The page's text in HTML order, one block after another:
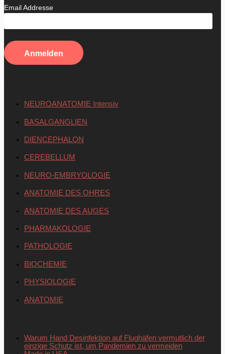
Email Addresse
NEUROANATOMIE Intensiv
BASALGANGLIEN
DIENCEPHALON
CEREBELLUM
NEURO-EMBRYOLOGIE
ANATOMIE DES OHRES
ANATOMIE DES AUGES
PHARMAKOLOGIE
PATHOLOGIE
BIOCHEMIE
PHYSIOLOGIE
ANATOMIE
Warum Hand Desinfektion auf Flughäfen vermutlich der
einzige Schutz ist, um Pandemien zu vermeiden